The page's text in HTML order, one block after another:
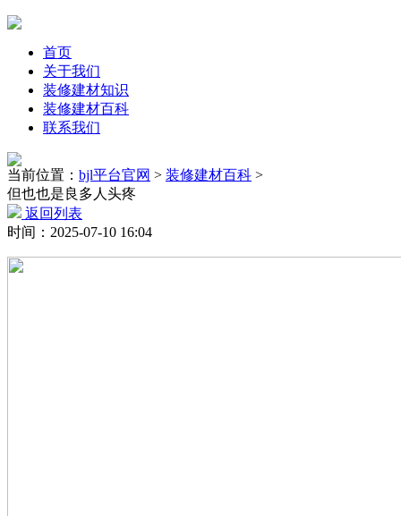
首页
关于我们
装修建材知识
装修建材百科
联系我们
当前位置： bjl平台官网 > 装修建材百科 >
但也也是良多人头疼
返回列表
时间：2025-07-10 16:04